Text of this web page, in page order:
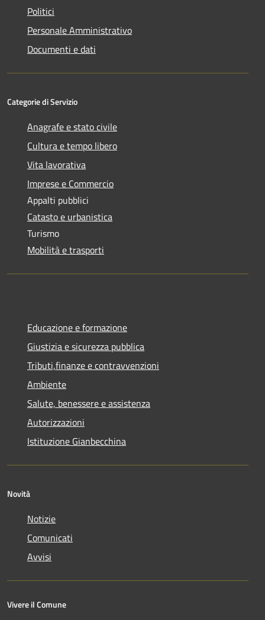
Politici
Personale Amministrativo
Documenti e dati
Categorie di Servizio
Anagrafe e stato civile
Cultura e tempo libero
Vita lavorativa
Imprese e Commercio
Appalti pubblici
Catasto e urbanistica
Turismo
Mobilità e trasporti
Educazione e formazione
Giustizia e sicurezza pubblica
Tributi,finanze e contravvenzioni
Ambiente
Salute, benessere e assistenza
Autorizzazioni
Istituzione Gianbecchina
Novità
Notizie
Comunicati
Avvisi
Vivere il Comune